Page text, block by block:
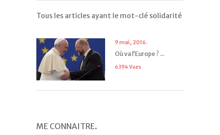
Tous les articles ayant le mot-clé solidarité
9 mai, 2016.
Où va l’Europe ? ...
6394 Vues
ME CONNAITRE.